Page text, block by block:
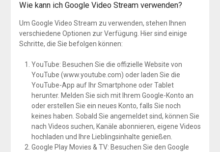
Wie kann ich Google Video Stream verwenden?
Um Google Video Stream zu verwenden, stehen Ihnen
verschiedene Optionen zur Verfügung. Hier sind einige
Schritte, die Sie befolgen können:
YouTube: Besuchen Sie die offizielle Website von
YouTube (www.youtube.com) oder laden Sie die
YouTube-App auf Ihr Smartphone oder Tablet
herunter. Melden Sie sich mit Ihrem Google-Konto an
oder erstellen Sie ein neues Konto, falls Sie noch
keines haben. Sobald Sie angemeldet sind, können Sie
nach Videos suchen, Kanäle abonnieren, eigene Videos
hochladen und Ihre Lieblingsinhalte genießen.
Google Play Movies & TV: Besuchen Sie den Google